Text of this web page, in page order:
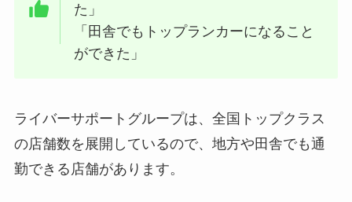
た」
「田舎でもトップランカーになること
ができた」
ライバーサポートグループは、全国トップクラス
の店舗数を展開しているので、地方や田舎でも通
勤できる店舗があります。